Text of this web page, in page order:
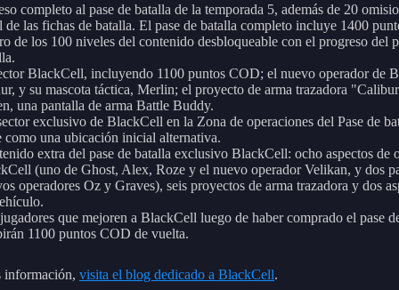
completo al pase de batalla de la temporada 5, además de 20
de las fichas de batalla. El pase de batalla completo incluye 1400
de los 100 niveles del contenido desbloqueable con el progreso del
BlackCell, incluyendo 1100 puntos COD; el nuevo operador de
y su mascota táctica, Merlin; el proyecto de arma trazadora
una pantalla de arma Battle Buddy.
exclusivo de BlackCell en la Zona de operaciones del Pase de
como una ubicación inicial alternativa.
extra del pase de batalla exclusivo BlackCell: ocho aspectos de
(uno de Ghost, Alex, Roze y el nuevo operador Velikan, y dos
operadores Oz y Graves), seis proyectos de arma trazadora y dos
que mejoren a BlackCell luego de haber comprado el pase
1100 puntos COD de vuelta.
información, visita el blog dedicado a BlackCell.